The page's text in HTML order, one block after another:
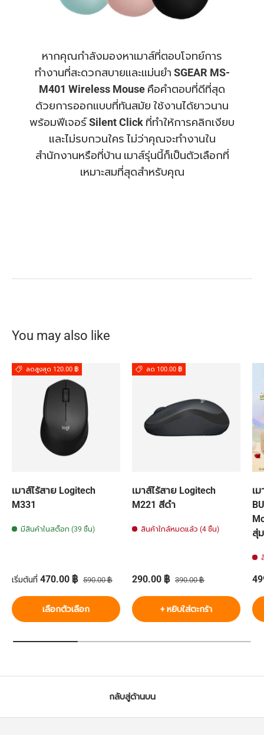
หากคุณกำลังมองหาเมาส์ที่ตอบโจทย์การ
ทำงานที่สะดวกสบายและแม่นยำ SGEAR MS-
M401 Wireless Mouse คือคำตอบที่ดีที่สุด
ด้วยการออกแบบที่ทันสมัย ใช้งานได้ยาวนาน
พร้อมฟีเจอร์Silent Click ที่ทำให้การคลิกเงียบ
และไม่รบกวนใคร ไม่ว่าคุณจะทำงานใน
สำนักงานหรือที่บ้าน เมาส์รุ่นนี้ก็เป็นตัวเลือกที่
เหมาะสมที่สุดสำหรับคุณ
You may also like
ลดสูงสุด 120.00 ฿
เมาส์ไร้สาย Logitech
M331
มีสินค้าในสต็อก (39 ชิ้น)
ราคาส่วนลด
เริ่มต้นที่ 470.00 ฿ ราคาปกติ
590.00 ฿
เลือกตัวเลือก
ลด 100.00 ฿
เมาส์ไร้สาย Logitech
M221 สีดำ
สินค้าใกล้หมดแล้ว (4 ชิ้น)
ราคาส่วนลด
290.00 ฿ ราคาปกติ
390.00 ฿
+ หยิบใส่ตะกร้า
เ
สุ่
ร
กลับสู่ด้านบน